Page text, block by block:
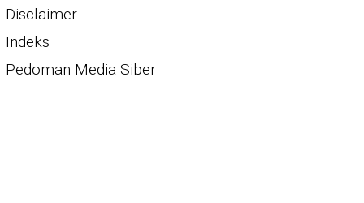
Disclaimer
Indeks
Pedoman Media Siber